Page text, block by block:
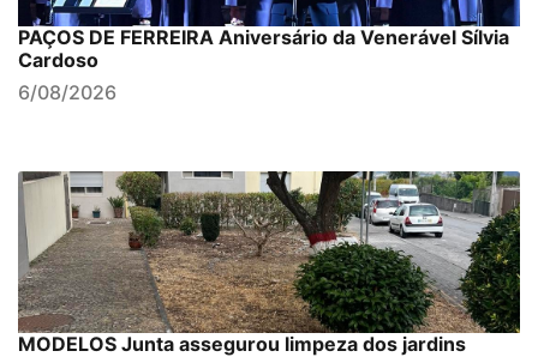
PAÇOS DE FERREIRA Aniversário da Venerável Sílvia
Cardoso
6/08/2026
MODELOS Junta assegurou limpeza dos jardins